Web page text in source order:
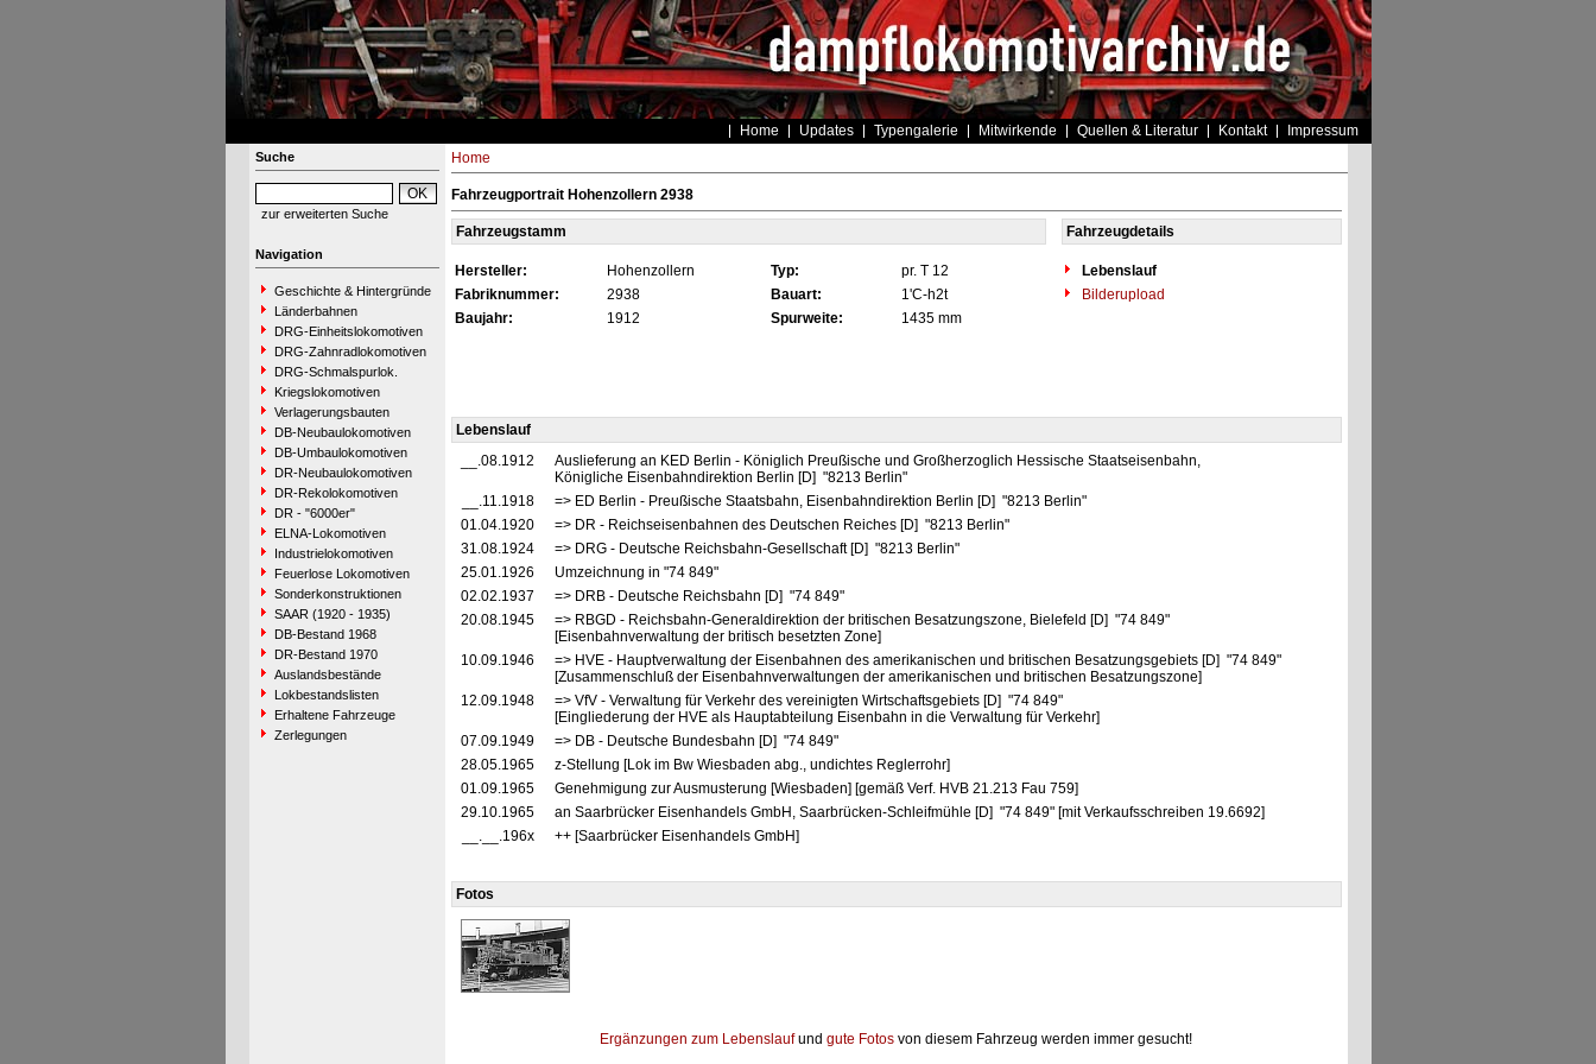
Home Updates Typengalerie Mitwirkende Quellen & Literatur Kontakt Impressum
Suche
zur erweiterten Suche
Navigation
Geschichte & Hintergründe
Länderbahnen
DRG-Einheitslokomotiven
DRG-Zahnradlokomotiven
DRG-Schmalspurlok.
Kriegslokomotiven
Verlagerungsbauten
DB-Neubaulokomotiven
DB-Umbaulokomotiven
DR-Neubaulokomotiven
DR-Rekolokomotiven
DR - "6000er"
ELNA-Lokomotiven
Industrielokomotiven
Feuerlose Lokomotiven
Sonderkonstruktionen
SAAR (1920 - 1935)
DB-Bestand 1968
DR-Bestand 1970
Auslandsbestände
Lokbestandslisten
Erhaltene Fahrzeuge
Zerlegungen
Home
Fahrzeugportrait Hohenzollern 2938
Fahrzeugstamm Fahrzeugdetails
Hersteller: Hohenzollern Typ: pr. T 12
Lebenslauf
Fabriknummer:
2938 Bauart: 1'C-h2t
Bilderupload
Baujahr:
1912 Spurweite: 1435 mm
Lebenslauf
__.08.1912
Auslieferung an KED Berlin - Königlich Preußische und Großherzoglich Hessische Staatseisenbahn,
Königliche Eisenbahndirektion Berlin [D] "8213 Berlin"
__.11.1918
=> ED Berlin - Preußische Staatsbahn, Eisenbahndirektion Berlin [D] "8213 Berlin"
01.04.1920
=> DR - Reichseisenbahnen des Deutschen Reiches [D] "8213 Berlin"
31.08.1924
=> DRG - Deutsche Reichsbahn-Gesellschaft [D] "8213 Berlin"
25.01.1926
Umzeichnung in "74 849"
02.02.1937
=> DRB - Deutsche Reichsbahn [D] "74 849"
20.08.1945
=> RBGD - Reichsbahn-Generaldirektion der britischen Besatzungszone, Bielefeld [D] "74 849"
[Eisenbahnverwaltung der britisch besetzten Zone]
10.09.1946
=> HVE - Hauptverwaltung der Eisenbahnen des amerikanischen und britischen Besatzungsgebiets [D] "74 849"
[Zusammenschluß der Eisenbahnverwaltungen der amerikanischen und britischen Besatzungszone]
12.09.1948
=> VfV - Verwaltung für Verkehr des vereinigten Wirtschaftsgebiets [D] "74 849"
[Eingliederung der HVE als Hauptabteilung Eisenbahn in die Verwaltung für Verkehr]
07.09.1949
=> DB - Deutsche Bundesbahn [D] "74 849"
28.05.1965
z-Stellung [Lok im Bw Wiesbaden abg., undichtes Reglerrohr]
01.09.1965
Genehmigung zur Ausmusterung [Wiesbaden] [gemäß Verf. HVB 21.213 Fau 759]
29.10.1965
an Saarbrücker Eisenhandels GmbH, Saarbrücken-Schleifmühle [D] "74 849" [mit Verkaufsschreiben 19.6692]
__.__.196x
++ [Saarbrücker Eisenhandels GmbH]
Fotos
Ergänzungen zum Lebenslaufund gute Fotos von diesem Fahrzeug werden immer gesucht!